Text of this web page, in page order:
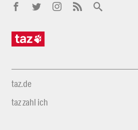
taz.de
taz zahl ich